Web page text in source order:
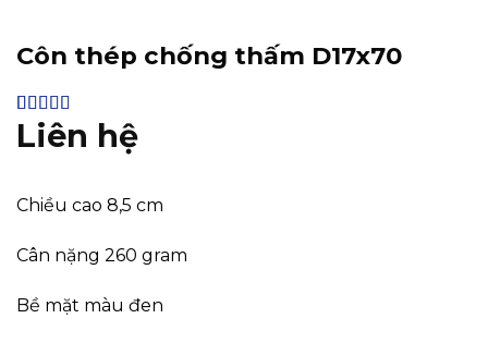
Côn thép chống thấm D17x70
4.44 trên 5
dựa trên
16
Liên hệ
Chiều cao 8,5 cm
Cân nặng 260 gram
Bề mặt màu đen